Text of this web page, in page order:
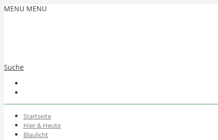
MENU MENU
Suche
Startseite
Hier & Heute
Blaulicht